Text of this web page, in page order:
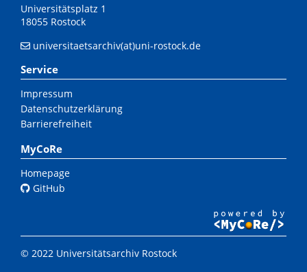
Universitätsplatz 1
18055 Rostock
universitaetsarchiv(at)uni-rostock.de
Service
Impressum
Datenschutzerklärung
Barrierefreiheit
MyCoRe
Homepage
GitHub
© 2022 Universitätsarchiv Rostock